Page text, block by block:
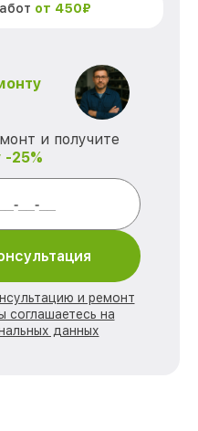
от 450₽
и получите
-25%
и ремонт
соглашаетесь на
данных